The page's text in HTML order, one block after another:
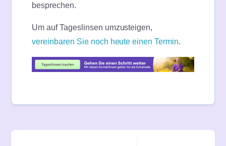
besprechen.
Um auf Tageslinsen umzusteigen,
vereinbaren Sie noch heute einen Termin.